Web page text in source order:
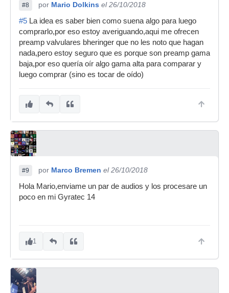
#8 por Mario Dolkins el 26/10/2018
#5 La idea es saber bien como suena algo para luego
comprarlo,por eso estoy averiguando,aqui me ofrecen
preamp valvulares bheringer que no les noto que hagan
nada,pero estoy seguro que es porque son preamp gama
baja,por eso quería oír algo gama alta para comparar y
luego comprar (sino es tocar de oído)
#9 por Marco Bremen el 26/10/2018
Hola Mario,enviame un par de audios y los procesare un
poco en mi Gyratec 14
1